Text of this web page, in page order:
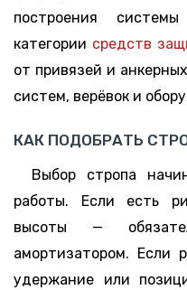
построения
категории средств
от привязей и
систем, верёвок и
КАК ПОДОБРАТЬ
Выбор стропа
работы. Если есть
высоты —
амортизатором. Если
удержание или